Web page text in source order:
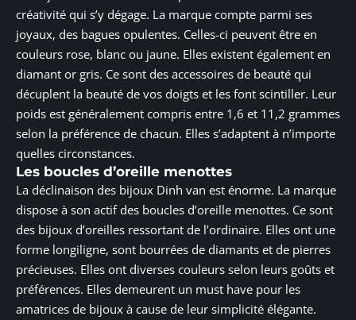
créativité qui s’y dégage. La marque compte parmi ses
joyaux, des bagues opulentes. Celles-ci peuvent être en
couleurs rose, blanc ou jaune. Elles existent également en
diamant or gris. Ce sont des accessoires de beauté qui
décuplent la beauté de vos doigts et les font scintiller. Leur
poids est généralement compris entre 1,6 et 11,2 grammes
selon la préférence de chacun. Elles s’adaptent à n’importe
quelles circonstances.
Les boucles d’oreille menottes
La déclinaison des bijoux Dinh van est énorme. La marque
dispose à son actif des boucles d’oreille menottes. Ce sont
des bijoux d’oreilles ressortant de l’ordinaire. Elles ont une
forme longiligne, sont bourrées de diamants et de pierres
précieuses. Elles ont diverses couleurs selon leurs goûts et
préférences. Elles demeurent un must have pour les
amatrices de bijoux à cause de leur simplicité élégante.